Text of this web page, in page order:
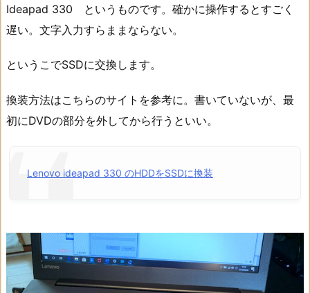
Ideapad 330 というものです。確かに操作するとすごく
遅い。文字入力すらままならない。
というこでSSDに交換します。
換装方法はこちらのサイトを参考に。書いていないが、最
初にDVDの部分を外してから行うといい。
Lenovo ideapad 330 のHDDをSSDに換装